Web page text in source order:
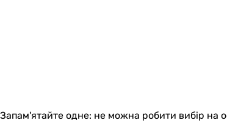
Запам'ятайте одне: не можна робити вибір на